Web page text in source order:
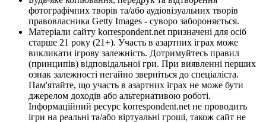
фотографічних творів та/або аудіовізуальних творів
правовласника Getty Images - суворо забороняється.
Матеріали сайту korrespondent.net призначені для осіб
старше 21 року (21+). Участь в азартних іграх може
викликати ігрову залежність. Дотримуйтесь правил
(принципів) відповідальної гри. При виявленні перших
ознак залежності негайно зверніться до спеціаліста.
Пам'ятайте, що участь в азартних іграх не може бути
джерелом доходів або альтернативою роботі.
Інформаційний ресурс korrespondent.net не проводить
ігри на реальні та/або віртуальні гроші, також сайт не